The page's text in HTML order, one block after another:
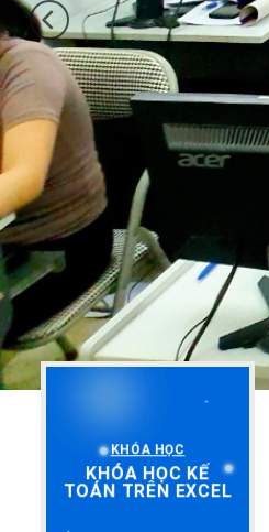
KHÓA HỌC
KHÓA HỌC KẾ
TOÁN TRÊN EXCEL